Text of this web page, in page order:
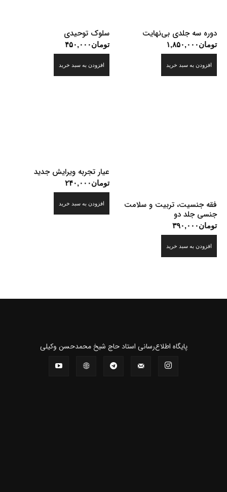
دوره سه جلدی بی‌نهایت
تومان۱,۸۵۰,۰۰۰
افزودن به سبد خرید
سلوک توحیدی
تومان۴۵۰,۰۰۰
افزودن به سبد خرید
فقه جنسیت، تربیت و سلامت
جنسی جلد دو
تومان۳۹۰,۰۰۰
افزودن به سبد خرید
عیار تجربه ویرایش جدید
تومان۲۴۰,۰۰۰
افزودن به سبد خرید
پايگاه اطلاع‌رسانی استاد حاج شیخ محمدحسن وکیلی